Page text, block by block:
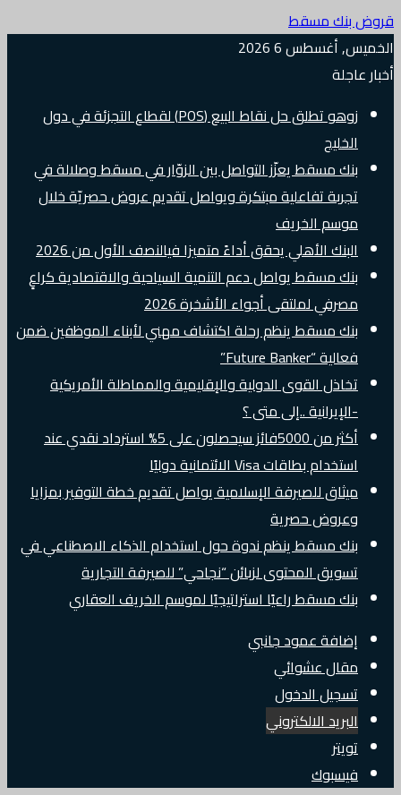
قروض بنك مسقط
الخميس, أغسطس 6 2026
أخبار عاجلة
زوهو تطلق حل نقاط البيع (POS) لقطاع التجزئة في دول
الخليج
بنك مسقط يعزّز التواصل بين الزوّار في مسقط وصلالة في
تجربة تفاعلية مبتكرة ويواصل تقديم عروض حصريّة خلال
موسم الخريف
البنك الأهلي يحقق أداءً متميزا فيالنصف الأول من 2026
بنك مسقط يواصل دعم التنمية السياحية والاقتصادية كراعٍ
مصرفي لملتقى أجواء الأشخرة 2026
بنك مسقط ينظم رحلة اكتشاف مهني لأبناء الموظفين ضمن
فعالية “Future Banker”
تخاذل القوى الدولية والإقليمية والمماطلة الأمريكية
-الإيرانية ..إلى متى ؟
أكثر من 5000فائز سيحصلون على 5% استرداد نقدي عند
استخدام بطاقات Visa الائتمانية دوليًا
ميثاق للصيرفة الإسلامية يواصل تقديم خطة التوفير بمزايا
وعروض حصرية
بنك مسقط ينظم ندوة حول استخدام الذكاء الاصطناعي في
تسويق المحتوى لزبائن “نجاحي” للصيرفة التجارية
بنك مسقط راعيًا استراتيجيًا لموسم الخريف العقاري
إضافة عمود جانبي
مقال عشوائي
تسجيل الدخول
البريد الالكتروني
تويتر
فيسبوك